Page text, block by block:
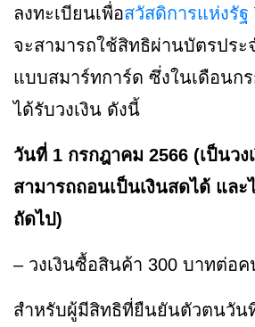
ลงทะเบียนเพื่อสวัสดิการแห่งรัฐ
จะสามารถใช้สิทธิผ่านบัตรปร
แบบสมาร์ทการ์ด ซึ่งในเดือนก
ได้รับวงเงิน ดังนี้
วันที่ 1 กรกฎาคม 2566 (เป็นวง
สามารถถอนเป็นเงินสดได้ และ
ถัดไป)
– วงเงินซื้อสินค้า 300 บาทต่อ
สำหรับผู้มีสิทธิที่ยืนยันตัวตนวัน